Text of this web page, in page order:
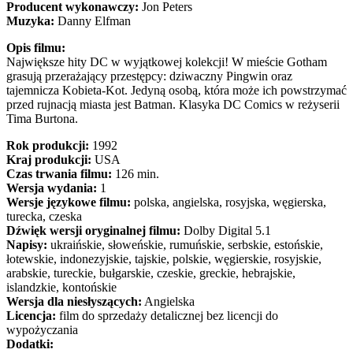
Producent wykonawczy: Jon Peters
Muzyka: Danny Elfman
Opis filmu:
Największe hity DC w wyjątkowej kolekcji! W mieście Gotham
grasują przerażający przestępcy: dziwaczny Pingwin oraz
tajemnicza Kobieta-Kot. Jedyną osobą, która może ich powstrzymać
przed rujnacją miasta jest Batman. Klasyka DC Comics w reżyserii
Tima Burtona.
Rok produkcji: 1992
Kraj produkcji: USA
Czas trwania filmu: 126 min.
Wersja wydania: 1
Wersje językowe filmu: polska, angielska, rosyjska, węgierska,
turecka, czeska
Dźwięk wersji oryginalnej filmu: Dolby Digital 5.1
Napisy: ukraińskie, słoweńskie, rumuńskie, serbskie, estońskie,
łotewskie, indonezyjskie, tajskie, polskie, węgierskie, rosyjskie,
arabskie, tureckie, bułgarskie, czeskie, greckie, hebrajskie,
islandzkie, kontońskie
Wersja dla niesłyszących: Angielska
Licencja: film do sprzedaży detalicznej bez licencji do
wypożyczania
Dodatki: